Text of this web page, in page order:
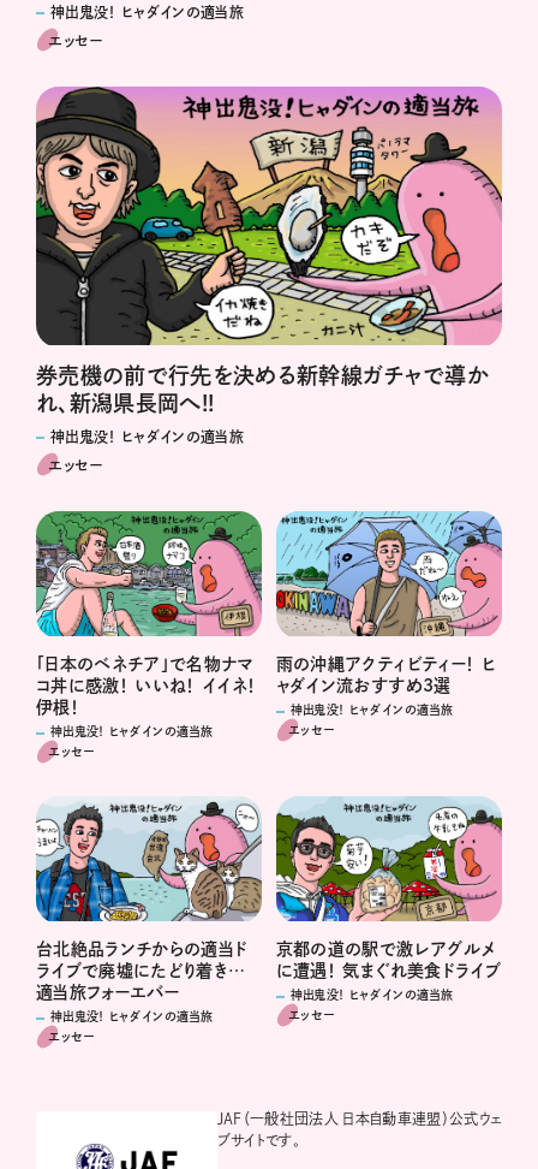
神出鬼没！ ヒャダインの適当旅
エッセー
券売機の前で行先を決める新幹線ガチャで導か
れ、新潟県長岡へ!!
神出鬼没！ ヒャダインの適当旅
エッセー
「日本のベネチア」で名物ナマ
コ丼に感激！ いいね！ イイネ！
伊根！
神出鬼没！ ヒャダインの適当旅
エッセー
雨の沖縄アクティビティー！ ヒ
ャダイン流おすすめ3選
神出鬼没！ ヒャダインの適当旅
エッセー
台北絶品ランチからの適当ド
ライブで廃墟にたどり着き…
適当旅フォーエバー
神出鬼没！ ヒャダインの適当旅
エッセー
京都の道の駅で激レアグルメ
に遭遇！ 気まぐれ美食ドライブ
神出鬼没！ ヒャダインの適当旅
エッセー
JAF（一般社団法人 日本自動車連盟）公式ウェ
ブサイトです。